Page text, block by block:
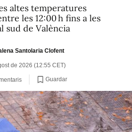
altes temperatures
les 12:00 h fins a les
sud de València
Santolaria Clofent
de 2026 (12:55 CET)
Guardar